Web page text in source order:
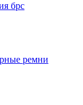
брс
ремни